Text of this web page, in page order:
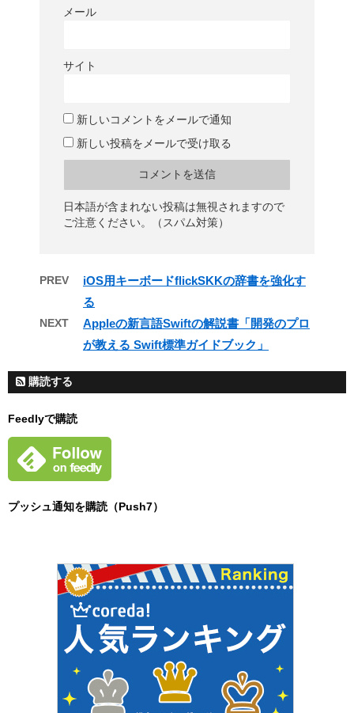
メール
サイト
新しいコメントをメールで通知
新しい投稿をメールで受け取る
日本語が含まれない投稿は無視されますので
ご注意ください。（スパム対策）
PREV
iOS用キーボードflickSKKの辞書を強化す
る
NEXT
Appleの新言語Swiftの解説書「開発のプロ
が教える Swift標準ガイドブック」
購読する
Feedlyで購読
プッシュ通知を購読（Push7）